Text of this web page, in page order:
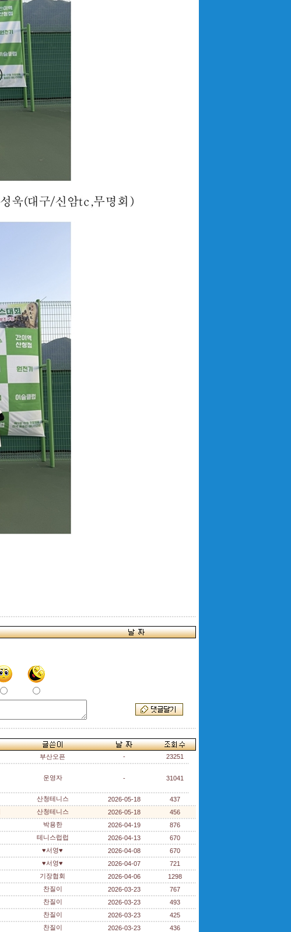
부산오픈 - 23251
운영자 - 31041
산청테니스 2026-05-18
437
산청테니스 2026-05-18
456
박용한 2026-04-19
876
테니스럽럽 2026-04-13
670
♥서영♥ 2026-04-08
670
♥서영♥ 2026-04-07
721
기장협회 2026-04-06
1298
찬질이 2026-03-23
767
찬질이 2026-03-23
493
찬질이 2026-03-23
425
찬질이 2026-03-23 436